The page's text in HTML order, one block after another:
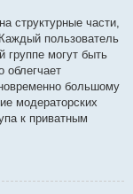
структурные части,
пользователь
группе могут быть
облегчает
большому
модераторских
к приватным